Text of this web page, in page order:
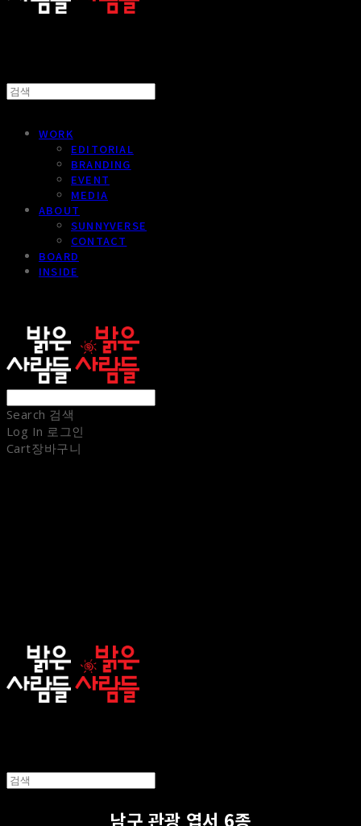
WORK
EDITORIAL
BRANDING
EVENT
MEDIA
ABOUT
SUNNYVERSE
CONTACT
BOARD
INSIDE
Search 검색
Log In 로그인
Cart장바구니
남구 관광 엽서 6종